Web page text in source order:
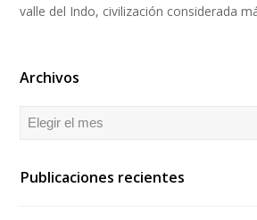
valle del Indo, civilización considerada
Archivos
Archivos
Publicaciones recientes